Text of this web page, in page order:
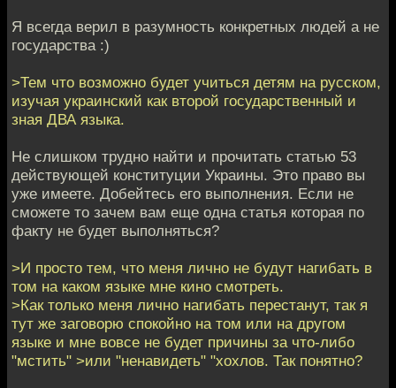
Я всегда верил в разумность конкретных людей а не
государства :)
>Тем что возможно будет учиться детям на русском,
изучая украинский как второй государственный и
зная ДВА языка.
Не слишком трудно найти и прочитать статью 53
действующей конституции Украины. Это право вы
уже имеете. Добейтесь его выполнения. Если не
сможете то зачем вам еще одна статья которая по
факту не будет выполняться?
>И просто тем, что меня лично не будут нагибать в
том на каком языке мне кино смотреть.
>Как только меня лично нагибать перестанут, так я
тут же заговорю спокойно на том или на другом
языке и мне вовсе не будет причины за что-либо
"мстить" >или "ненавидеть" "хохлов. Так понятно?